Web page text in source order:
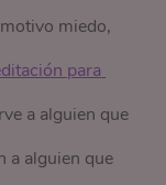
miedo,
para
a alguien que
a alguien que